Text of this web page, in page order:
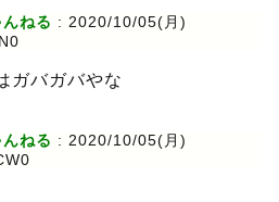
ねる : 2020/10/05(月)
ガバガバやな
ねる : 2020/10/05(月)